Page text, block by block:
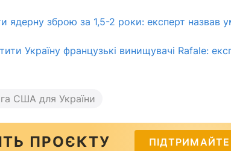
ядерну зброю за 1,5-2 роки: експерт назвав
Україну французькі винищувачі Rafale:
США для України
ПРОЄКТУ